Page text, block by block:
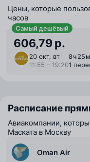
Цены, которые
часов
Самый дешёвый
606,79 р.
20 окт, вт
11:55 – 19:20
8 ⁠ч 25
1
Расписание
Авиакомпании,
Маската в Москву
Oman Air